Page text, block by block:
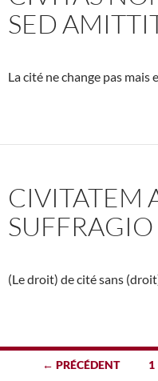
SED
La cité ne change pas mais
CIVITATEM
SUFFRAGIO
(Le droit) de cité sans
Navigation
← PRÉCÉDENT 1